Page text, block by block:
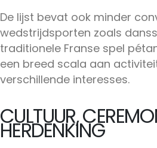
De lijst bevat ook minder
wedstrijdsporten zoals
traditionele Franse spel
een breed scala aan
verschillende interesses.
CULTUUR,
HERDENKING